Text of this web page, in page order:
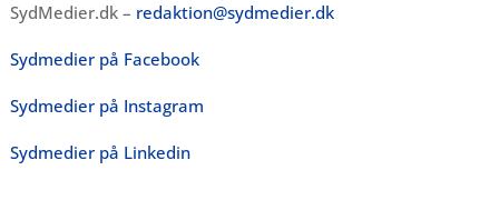
SydMedier.dk – redaktion@sydmedier.dk
Sydmedier på Facebook
Sydmedier på Instagram
Sydmedier på Linkedin